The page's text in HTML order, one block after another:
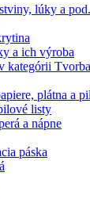
lúky a pod.
a ich výroba
kategórii
plátna a
listy
a nápne
páska